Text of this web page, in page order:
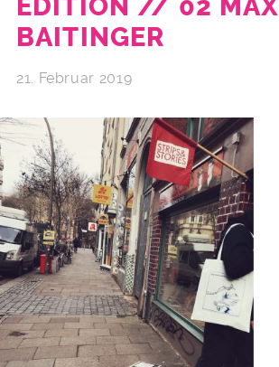
EDITION // 02 MAX
BAITINGER
21. Februar 2019